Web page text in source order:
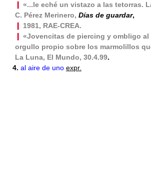
«...le eché un vistazo a las tetorras.
C. Pérez Merinero, Días de guardar,
1981, RAE-CREA.
«Jovencitas de piercing y ombligo
orgullo propio sobre los marmolillos
La Luna, El Mundo, 30.4.99.
4. al aire de uno expr.